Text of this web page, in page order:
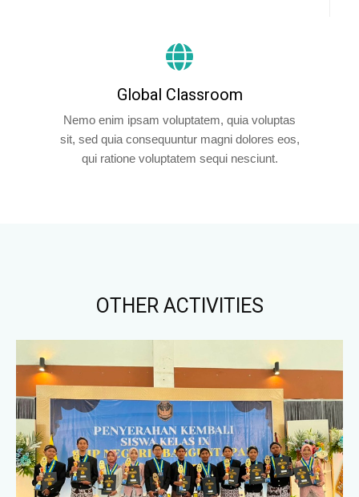
Global Classroom
Nemo enim ipsam voluptatem, quia voluptas
sit, sed quia consequuntur magni dolores eos,
qui ratione voluptatem sequi nesciunt.
OTHER ACTIVITIES